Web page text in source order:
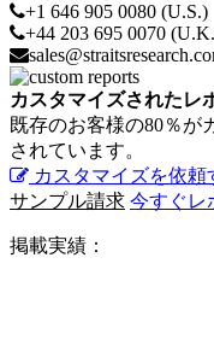
+1 646 905 0080 (U.S.)
+44 203 695 0070
カスタマイズされたレ
既存のお客様の80％が
されています。
カスタマイズを依頼
サンプル請求 今すぐレ
掲載実績：